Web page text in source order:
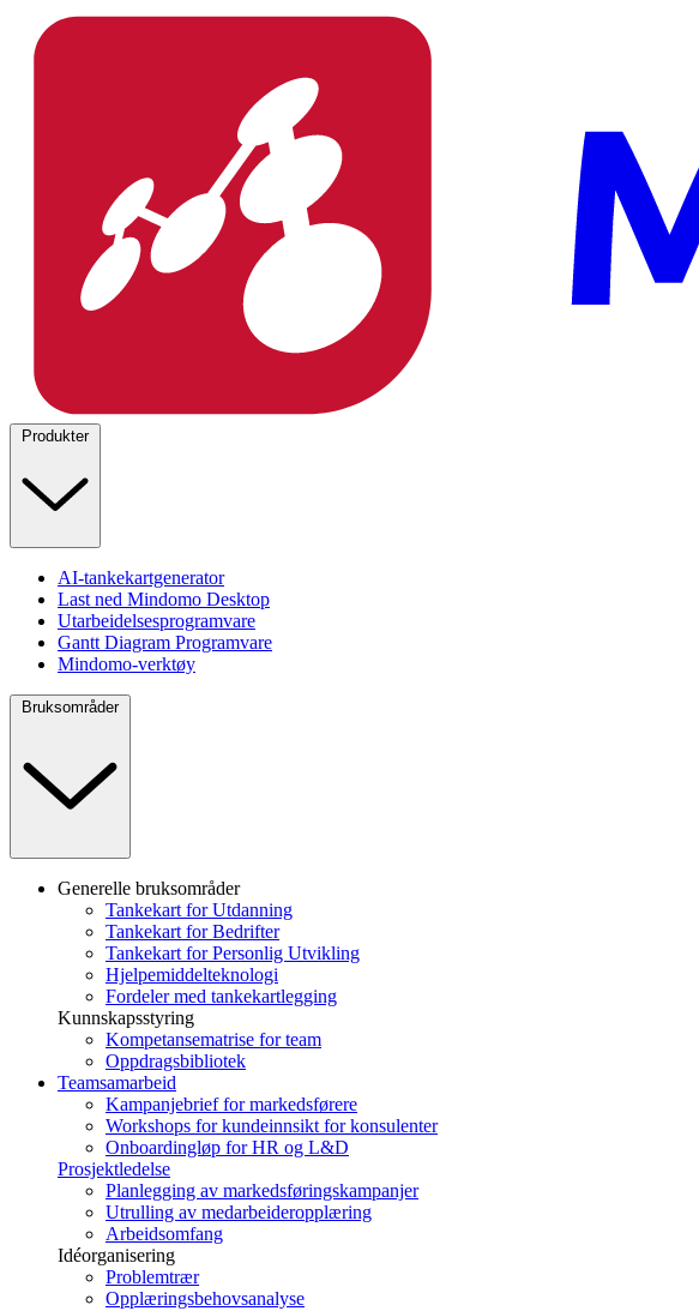
Produkter
AI-tankekartgenerator
Last ned Mindomo Desktop
Utarbeidelsesprogramvare
Gantt Diagram Programvare
Mindomo-verktøy
Bruksområder
Generelle bruksområder
Tankekart for Utdanning
Tankekart for Bedrifter
Tankekart for Personlig Utvikling
Hjelpemiddelteknologi
Fordeler med tankekartlegging
Kunnskapsstyring
Kompetansematrise for team
Oppdragsbibliotek
Teamsamarbeid
Kampanjebrief for markedsførere
Workshops for kundeinnsikt for konsulenter
Onboardingløp for HR og L&D
Prosjektledelse
Planlegging av markedsføringskampanjer
Utrulling av medarbeideropplæring
Arbeidsomfang
Idéorganisering
Problemtrær
Opplæringsbehovsanalyse